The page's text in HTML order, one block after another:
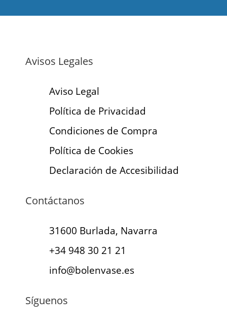
Avisos Legales
Aviso Legal
Política de Privacidad
Condiciones de Compra
Política de Cookies
Declaración de Accesibilidad
Contáctanos
31600 Burlada, Navarra
+34 948 30 21 21
info@bolenvase.es
Síguenos